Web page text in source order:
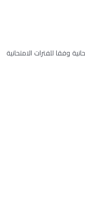
وفقا للفترات الامتحانية